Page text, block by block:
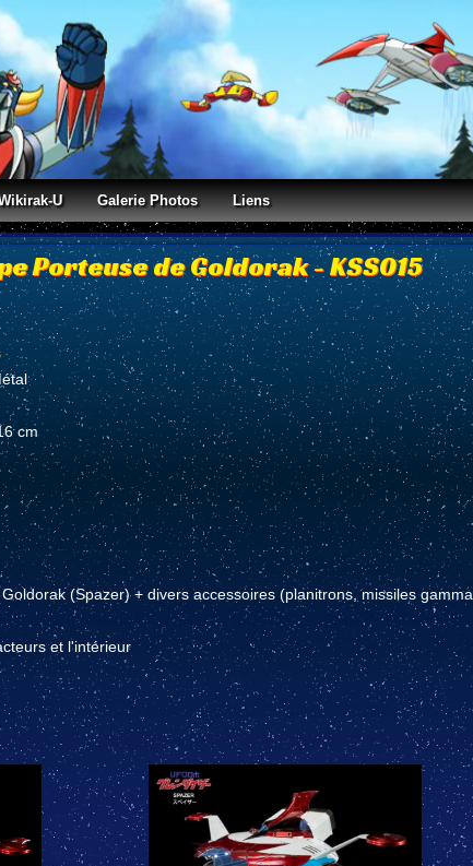
U Galerie Photos Liens
Porteuse de Goldorak - KSS015
cm
(Spazer) + divers accessoires (planitrons, missiles gamma
et l'intérieur